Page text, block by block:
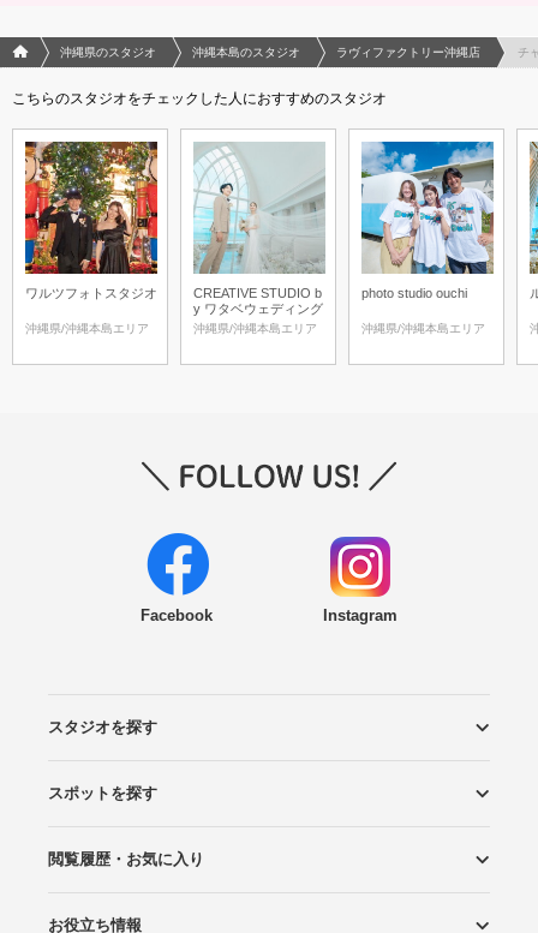
フォトウエディング/結婚写真のPhotorait ホーム
沖縄県のスタジオ 沖縄本島のスタジオ ラヴィファクトリー沖縄店 チ
こちらのスタジオをチェックした人におすすめのスタジオ
ワルツフォトスタジオ
沖縄県/沖縄本島エリア
CREATIVE STUDIO b
y ワタベウェディング
沖縄県/沖縄本島エリア
photo studio ouchi
沖縄県/沖縄本島エリア
Facebook Instagram
スタジオを探す
エリアから探す
こだわりから探す
NEW PHOTO STYLE
プランから探す
フォトタイプ診断
フォトグラファーから探す
国内リゾートから探す
スポットを探す
ロケーションから探す
スタジオから探す
閲覧履歴・お気に入り
閲覧スタジオ
お気に入り
お役立ち情報